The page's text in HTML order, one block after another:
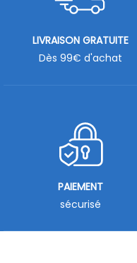
LIVRAISON GRATUITE
Dès 99€ d'achat
PAIEMENT
sécurisé